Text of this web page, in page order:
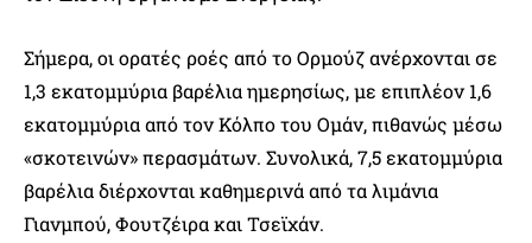
Σήμερα, οι ορατές ροές από το Ορμούζ ανέρχονται σε
1,3 εκατομμύρια βαρέλια ημερησίως, με επιπλέον 1,6
εκατομμύρια από τον Κόλπο του Ομάν, πιθανώς μέσω
«σκοτεινών» περασμάτων. Συνολικά, 7,5 εκατομμύρια
βαρέλια διέρχονται καθημερινά από τα λιμάνια
Γιανμπού, Φουτζέιρα και Τσεϊχάν.